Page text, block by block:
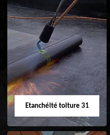
Peinture sur tuile
31
Etanchéité toiture 31